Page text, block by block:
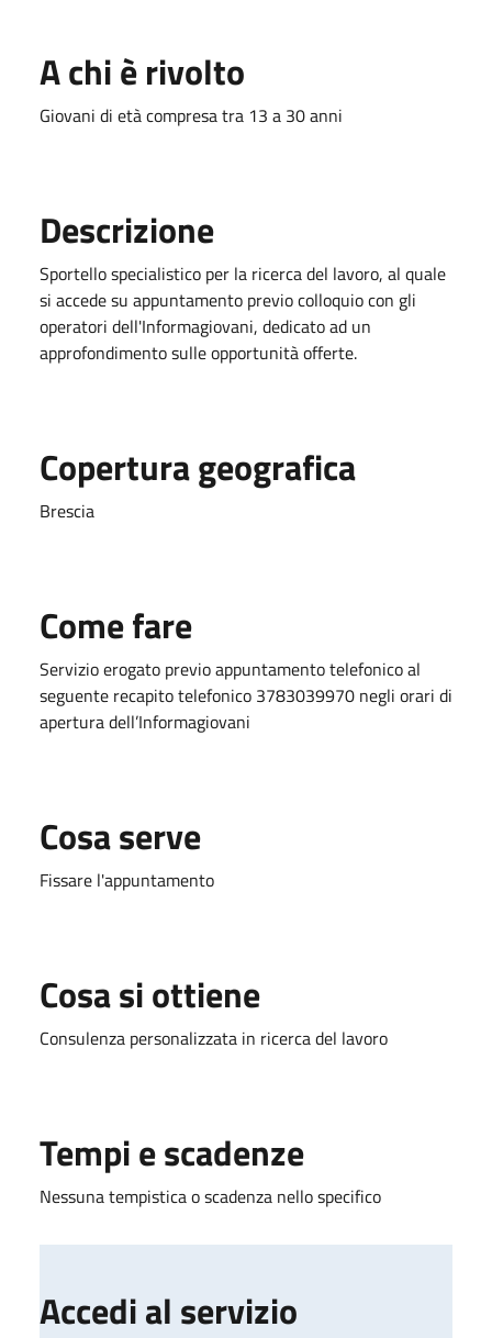
A chi è rivolto
Giovani di età compresa tra 13 a 30 anni
Descrizione
Sportello specialistico per la ricerca del lavoro, al quale
si accede su appuntamento previo colloquio con gli
operatori dell'Informagiovani, dedicato ad un
approfondimento sulle opportunità offerte.
Copertura geografica
Brescia
Come fare
Servizio erogato previo appuntamento telefonico al
seguente recapito telefonico 3783039970 negli orari di
apertura dell’Informagiovani
Cosa serve
Fissare l'appuntamento
Cosa si ottiene
Consulenza personalizzata in ricerca del lavoro
Tempi e scadenze
Nessuna tempistica o scadenza nello specifico
Accedi al servizio